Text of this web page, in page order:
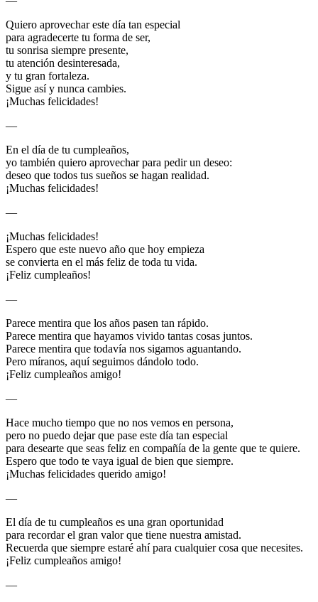
Quiero aprovechar este día tan especial
para agradecerte tu forma de ser,
tu sonrisa siempre presente,
tu atención desinteresada,
y tu gran fortaleza.
Sigue así y nunca cambies.
¡Muchas felicidades!
—
En el día de tu cumpleaños,
yo también quiero aprovechar para pedir un deseo:
deseo que todos tus sueños se hagan realidad.
¡Muchas felicidades!
—
¡Muchas felicidades!
Espero que este nuevo año que hoy empieza
se convierta en el más feliz de toda tu vida.
¡Feliz cumpleaños!
—
Parece mentira que los años pasen tan rápido.
Parece mentira que hayamos vivido tantas cosas juntos.
Parece mentira que todavía nos sigamos aguantando.
Pero míranos, aquí seguimos dándolo todo.
¡Feliz cumpleaños amigo!
—
Hace mucho tiempo que no nos vemos en persona,
pero no puedo dejar que pase este día tan especial
para desearte que seas feliz en compañía de la gente que te quiere.
Espero que todo te vaya igual de bien que siempre.
¡Muchas felicidades querido amigo!
—
El día de tu cumpleaños es una gran oportunidad
para recordar el gran valor que tiene nuestra amistad.
Recuerda que siempre estaré ahí para cualquier cosa que necesites.
¡Feliz cumpleaños amigo!
—